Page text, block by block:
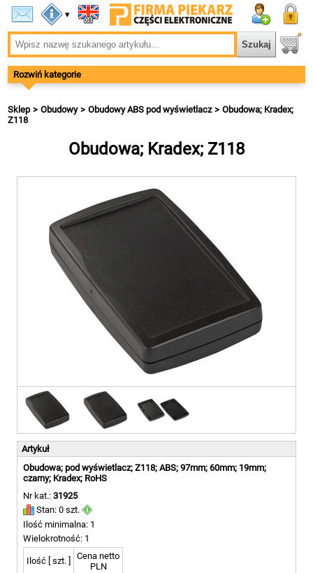
▾
Rozwiń kategorie
Sklep Obudowy Obudowy ABS pod wyświetlacz
Obudowa; Kradex;
Z118
Obudowa; Kradex; Z118
Artykuł
Obudowa; pod wyświetlacz; Z118; ABS; 97mm; 60mm; 19mm;
czarny; Kradex; RoHS
Nr kat.: 31925
Stan: 0 szt.
Ilość minimalna: 1
Wielokrotność: 1
Ilość [ szt. ]
Cena netto
PLN